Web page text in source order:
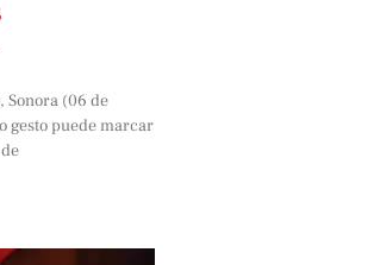
Sonora (06 de
gesto puede marcar